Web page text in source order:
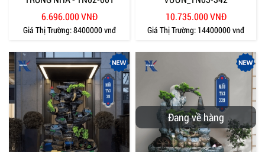
6.696.000 VNĐ
Giá Thị Trường:8400000 vnđ
10.735.000 VNĐ
Giá Thị Trường: 14400000 vnđ
Đang về hàng